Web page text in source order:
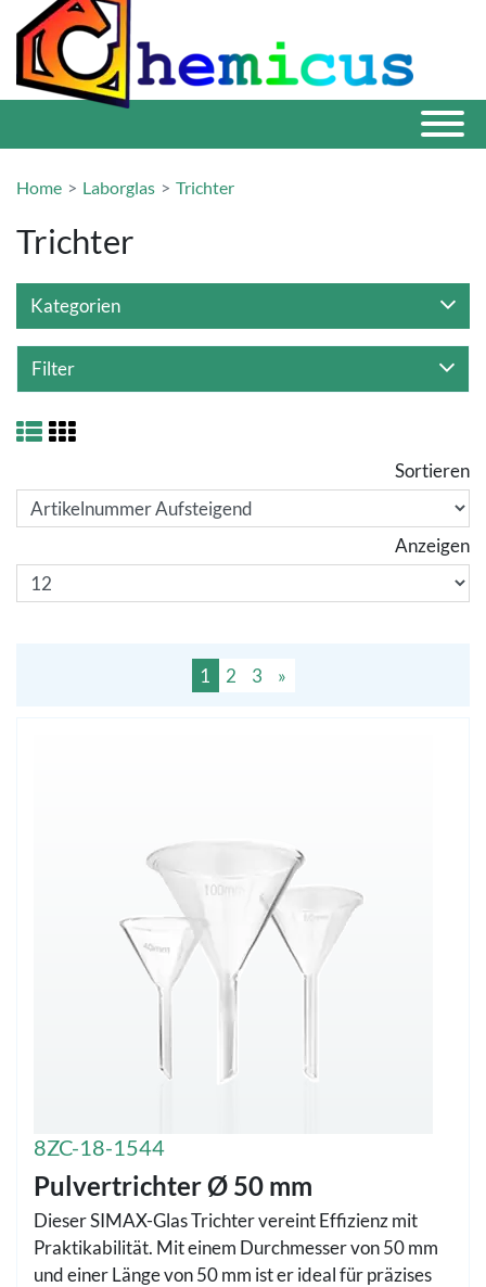
Home Laborglas Trichter
Trichter
Kategorien
Filter
Sortieren
Anzeigen
1 2 3 »
8ZC-18-1544
Pulvertrichter Ø 50 mm
Dieser SIMAX-Glas Trichter vereint Effizienz mit
Praktikabilität. Mit einem Durchmesser von 50 mm
und einer Länge von 50 mm ist er ideal für präzises